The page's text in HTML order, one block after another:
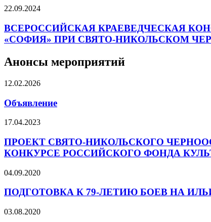
22.09.2024
ВСЕРОССИЙСКАЯ КРАЕВЕДЧЕСКАЯ
«СОФИЯ» ПРИ СВЯТО-НИКОЛЬСКОМ
Анонсы мероприятий
12.02.2026
Объявление
17.04.2023
ПРОЕКТ СВЯТО-НИКОЛЬСКОГО
КОНКУРСЕ РОССИЙСКОГО ФОНДА
04.09.2020
ПОДГОТОВКА К 79-ЛЕТИЮ БОЕВ НА
03.08.2020